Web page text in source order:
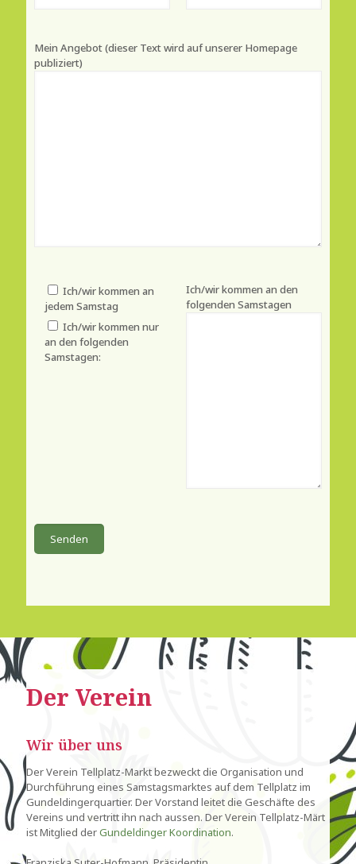
Mein Angebot (dieser Text wird auf unserer Homepage
publiziert)
Ich/wir kommen an
jedem Samstag
Ich/wir kommen nur
an den folgenden
Samstagen:
Ich/wir kommen an den
folgenden Samstagen
Der Verein
Wir über uns
Der Verein Tellplatz-Markt bezweckt die Organisation und
Durchführung eines Samstagsmarktes auf dem Tellplatz im
Gundeldingerquartier. Der Vorstand leitet die Geschäfte des
Vereins und vertritt ihn nach aussen. Der Verein Tellplatz-Märt
ist Mitglied derGundeldinger Koordination.